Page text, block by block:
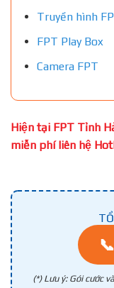
Truyền hình
FPT Play Box
Camera FPT
Hiện tại FPT Tỉnh
miễn phí liên hệ
(*) Lưu ý: Gói cước